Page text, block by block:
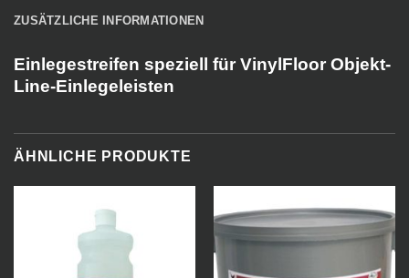
ZUSÄTZLICHE INFORMATIONEN
Einlegestreifen speziell für VinylFloor Objekt-
Line-Einlegeleisten
ÄHNLICHE PRODUKTE